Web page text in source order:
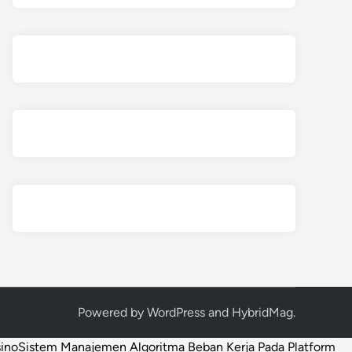
Powered by WordPress and HybridMag.
Sistem Manajemen Algoritma Beban Kerja Pada Platform